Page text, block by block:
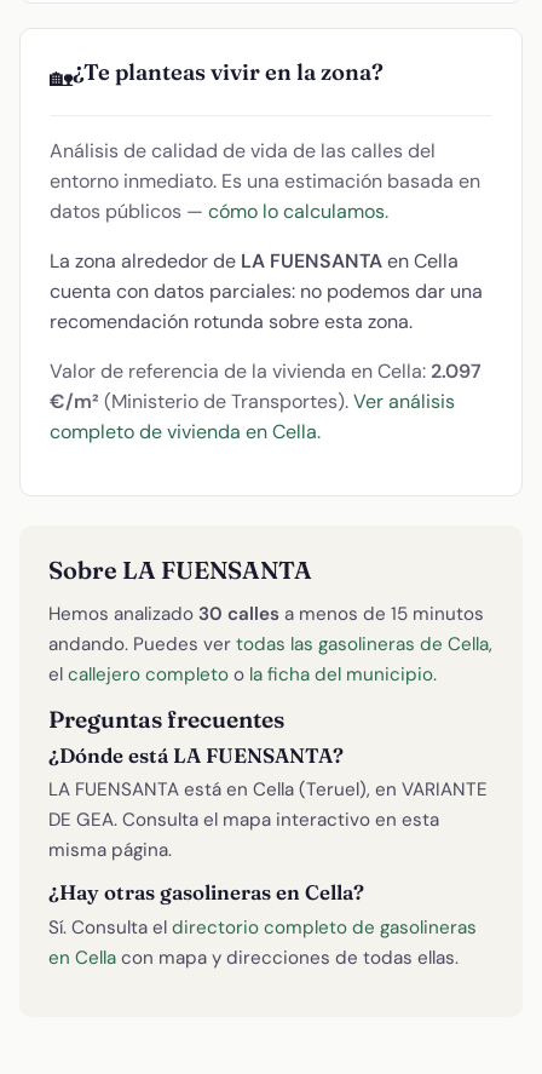
🏡¿Te planteas vivir en la zona?
Análisis de calidad de vida de las calles del
entorno inmediato. Es una estimación basada en
datos públicos — cómo lo calculamos.
La zona alrededor de LA FUENSANTAen Cella
cuenta con datos parciales: no podemos dar una
recomendación rotunda sobre esta zona.
Valor de referencia de la vivienda en Cella: 2.097
€/m² (Ministerio de Transportes).Ver análisis
completo de vivienda en Cella.
Sobre LA FUENSANTA
Hemos analizado 30 calles a menos de 15 minutos
andando. Puedes ver todas las gasolineras de Cella,
el callejero completo o la ficha del municipio.
Preguntas frecuentes
¿Dónde está LA FUENSANTA?
LA FUENSANTA está en Cella (Teruel), en VARIANTE
DE GEA. Consulta el mapa interactivo en esta
misma página.
¿Hay otras gasolineras en Cella?
Sí. Consulta el directorio completo de gasolineras
en Cella con mapa y direcciones de todas ellas.